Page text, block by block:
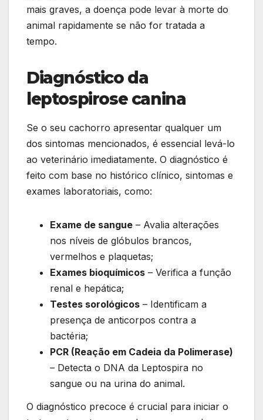
mais graves, a doença pode levar à morte do
animal rapidamente se não for tratada a
tempo.
Diagnóstico da
leptospirose canina
Se o seu cachorro apresentar qualquer um
dos sintomas mencionados, é essencial levá-lo
ao veterinário imediatamente. O diagnóstico é
feito com base no histórico clínico, sintomas e
exames laboratoriais, como:
Exame de sangue – Avalia alterações
nos níveis de glóbulos brancos,
vermelhos e plaquetas;
Exames bioquímicos – Verifica a função
renal e hepática;
Testes sorológicos – Identificam a
presença de anticorpos contra a
bactéria;
PCR (Reação em Cadeia da Polimerase)
– Detecta o DNA da Leptospira no
sangue ou na urina do animal.
O diagnóstico precoce é crucial para iniciar o